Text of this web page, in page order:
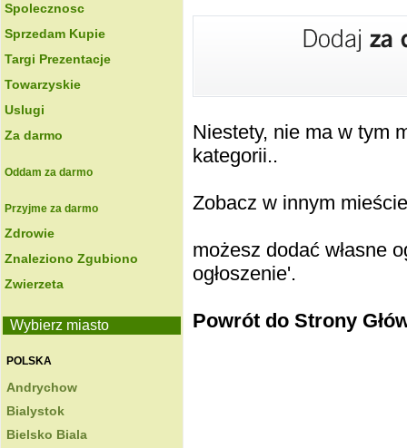
Spolecznosc
Sprzedam Kupie
Targi Prezentacje
Towarzyskie
Uslugi
Za darmo
Oddam za darmo
Przyjme za darmo
Zdrowie
Znaleziono Zgubiono
Zwierzeta
Wybierz miasto
POLSKA
Andrychow
Bialystok
Bielsko Biala
Niestety, nie ma w tym
kategorii..
Zobacz w innym
możesz dodać własne
ogłoszenie'.
Powrót do Strony